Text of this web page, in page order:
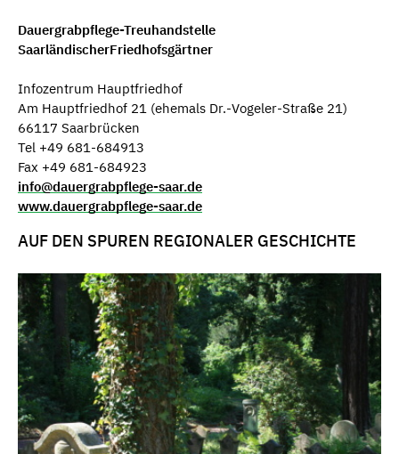
Dauergrabpflege-Treuhandstelle
SaarländischerFriedhofsgärtner
Infozentrum Hauptfriedhof
Am Hauptfriedhof 21 (ehemals Dr.-Vogeler-Straße 21)
66117 Saarbrücken
Tel +49 681-684913
Fax +49 681-684923
info@dauergrabpflege-saar.de
www.dauergrabpflege-saar.de
AUF DEN SPUREN REGIONALER GESCHICHTE